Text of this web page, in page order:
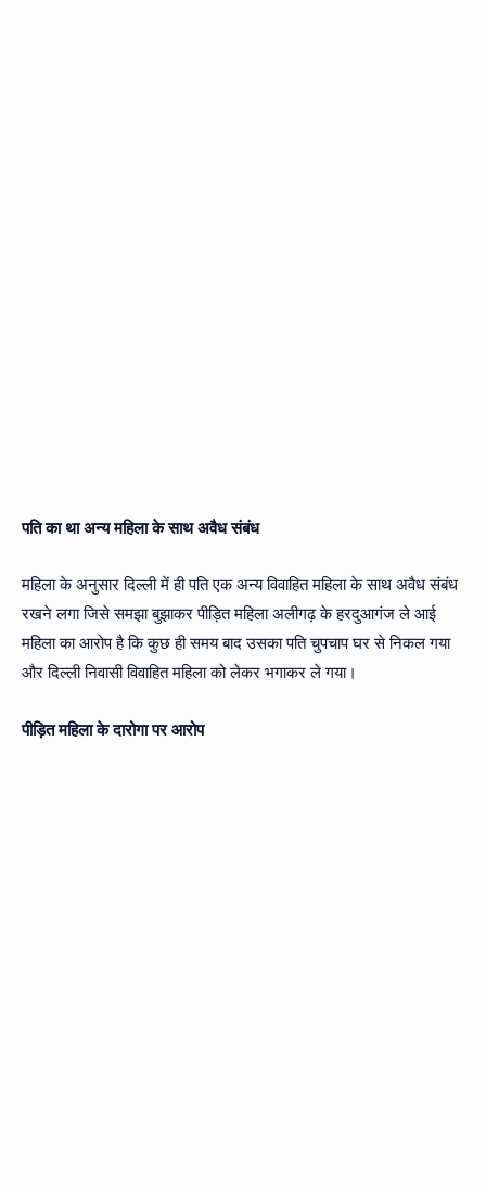
पति का था अन्य महिला के साथ अवैध संबंध
महिला के अनुसार दिल्ली में ही पति एक अन्य विवाहित महिला के साथ अवैध संबंध
रखने लगा जिसे समझा बुझाकर पीड़ित महिला अलीगढ़ के हरदुआगंज ले आई
महिला का आरोप है कि कुछ ही समय बाद उसका पति चुपचाप घर से निकल गया
और दिल्ली निवासी विवाहित महिला को लेकर भगाकर ले गया।
पीड़ित महिला के दारोगा पर आरोप